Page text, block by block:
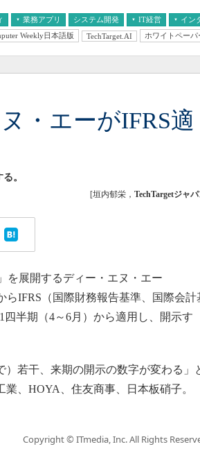
業務アプリ システム開発 IT経営
営とIT
イン
医療IT
Weekly日本語版 TechTarget.AI ホワイトペーパ
・エーがIFRS適
。
[垣内郁栄， TechTargetジャ
を展開するディー・エヌ・エー
らIFRS（国際財務報告基準、国際会計
半期（4～6月）から適用し、開示す
若干、来期の開示の数字が変わる」
、HOYA、住友商事、日本板硝子。
Copyright © ITmedia, Inc. All Rights